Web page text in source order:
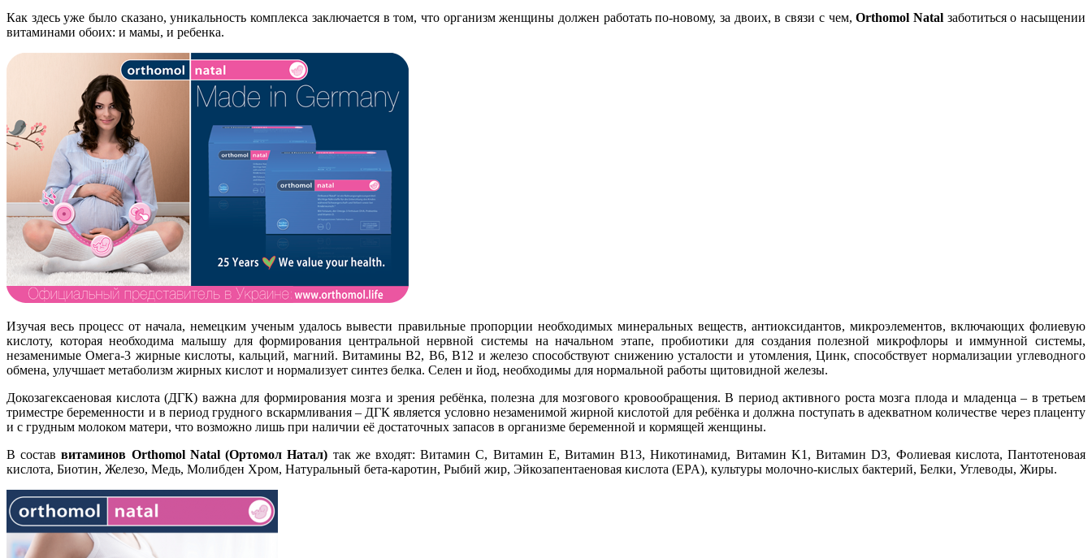
Как здесь уже было сказано, уникальность комплекса заключается в том, что организм женщины должен работать по-новому, за двоих, в связи с чем,Orthomol Natal заботиться о насыщении
витаминами обоих: и мамы, и ребенка.
Изучая весь процесс от начала, немецким ученым удалось вывести правильные пропорции необходимых минеральных веществ, антиоксидантов, микроэлементов, включающих фолиевую
кислоту, которая необходима малышу для формирования центральной нервной системы на начальном этапе, пробиотики для создания полезной микрофлоры и иммунной системы,
незаменимые Омега-3 жирные кислоты, кальций, магний. Витамины B2, В6, В12 и железо способствуют снижению усталости и утомления, Цинк, способствует нормализации углеводного
обмена, улучшает метаболизм жирных кислот и нормализует синтез белка. Селен и йод, необходимы для нормальной работы щитовидной железы.
Докозагексаеновая кислота (ДГК) важна для формирования мозга и зрения ребёнка, полезна для мозгового кровообращения. В период активного роста мозга плода и младенца – в третьем
триместре беременности и в период грудного вскармливания – ДГК является условно незаменимой жирной кислотой для ребёнка и должна поступать в адекватном количестве через плаценту
и с грудным молоком матери, что возможно лишь при наличии её достаточных запасов в организме беременной и кормящей женщины.
В состав витаминов Orthomol Natal (Ортомол Натал) так же входят: Витамин C, Витамин E, Витамин B13, Никотинамид, Витамин K1, Витамин D3, Фолиевая кислота, Пантотеновая
кислота, Биотин, Железо, Медь, Молибден Хром, Натуральный бета-каротин, Рыбий жир, Эйкозапентаеновая кислота (EPA), культуры молочно-кислых бактерий, Белки, Углеводы, Жиры.